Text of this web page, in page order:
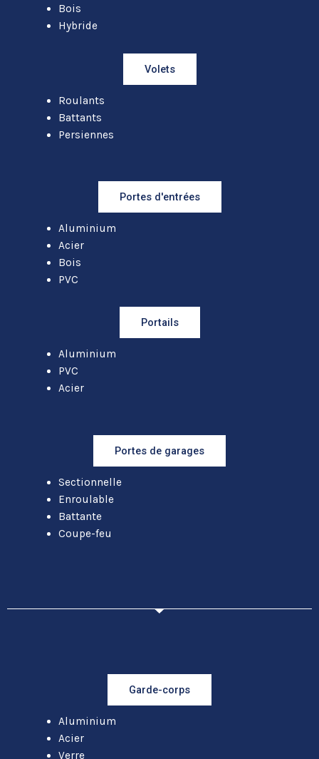
Bois
Hybride
Volets
Roulants
Battants
Persiennes
Portes d'entrées
Aluminium
Acier
Bois
PVC
Portails
Aluminium
PVC
Acier
Portes de garages
Sectionnelle
Enroulable
Battante
Coupe-feu
Garde-corps
Aluminium
Acier
Verre